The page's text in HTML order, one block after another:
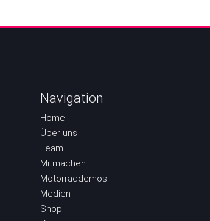
Navigation
Home
Über uns
Team
Mitmachen
Motorraddemos
Medien
Shop